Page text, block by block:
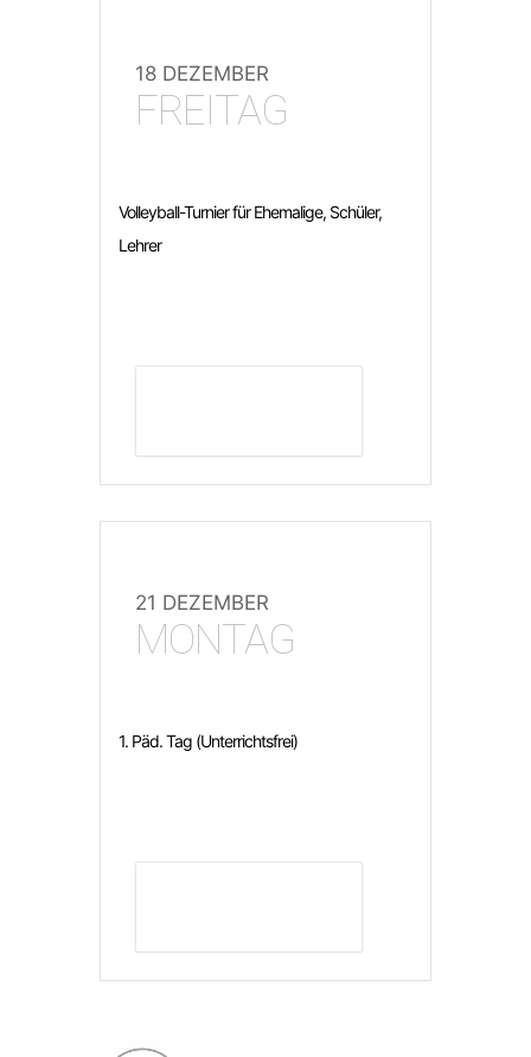
18 DEZEMBER
FREITAG
Volleyball-Turnier für Ehemalige, Schüler,
Lehrer
21 DEZEMBER
MONTAG
1. Päd. Tag (Unterrichtsfrei)